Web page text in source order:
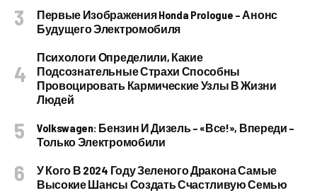
Первые Изображения Honda Prologue – Анонс
Будущего Электромобиля
Психологи Определили, Какие
Подсознательные Страхи Способны
Провоцировать Кармические Узлы В Жизни
Людей
Volkswagen: Бензин И Дизель – «все!», Впереди –
Только Электромобили
У Кого В 2024 Году Зеленого Дракона Самые
Высокие Шансы Создать Счастливую Семью